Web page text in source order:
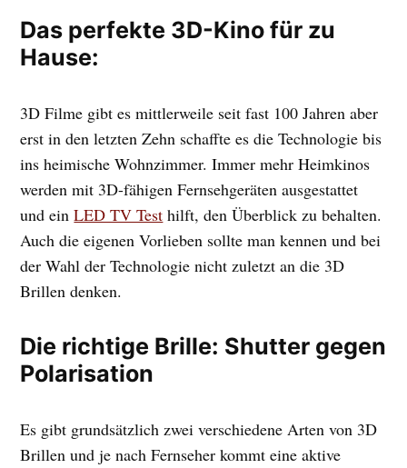
Das perfekte 3D-Kino für zu
Hause:
3D Filme gibt es mittlerweile seit fast 100 Jahren aber
erst in den letzten Zehn schaffte es die Technologie bis
ins heimische Wohnzimmer. Immer mehr Heimkinos
werden mit 3D-fähigen Fernsehgeräten ausgestattet
und einLED TV Test hilft, den Überblick zu behalten.
Auch die eigenen Vorlieben sollte man kennen und bei
der Wahl der Technologie nicht zuletzt an die 3D
Brillen denken.
Die richtige Brille: Shutter gegen
Polarisation
Es gibt grundsätzlich zwei verschiedene Arten von 3D
Brillen und je nach Fernseher kommt eine aktive